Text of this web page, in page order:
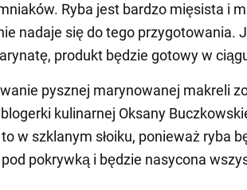
Ryba jest bardzo mięsista i
nadaje się do tego przygotowania.
produkt będzie gotowy w
pysznej marynowanej makreli
blogerki kulinarnej Oksany
w szklanym słoiku, ponieważ ryba
pokrywką i będzie nasycona